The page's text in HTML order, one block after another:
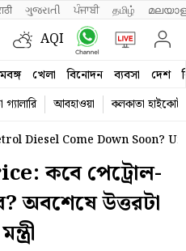
ગુજરાતી ਪੰਜਾਬੀ தமிழ்
AQI
খেলা বিনোদন ব্যবসা দেশ
আবহাওয়া
কলকাতা হাইকোর্ট
Diesel Come Down Soon?
কবে পেট্রোল-
অবশেষে উত্তরটা